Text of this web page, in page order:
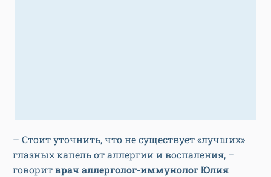
– Стоит уточнить, что не существует «лучших»
глазных капель от аллергии и воспаления, –
говоритврач аллерголог-иммунолог Юлия